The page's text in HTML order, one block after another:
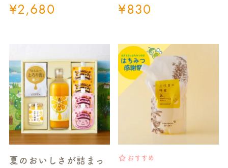
¥2,680 ¥830
夏のおいしさが詰まっ
おすすめ